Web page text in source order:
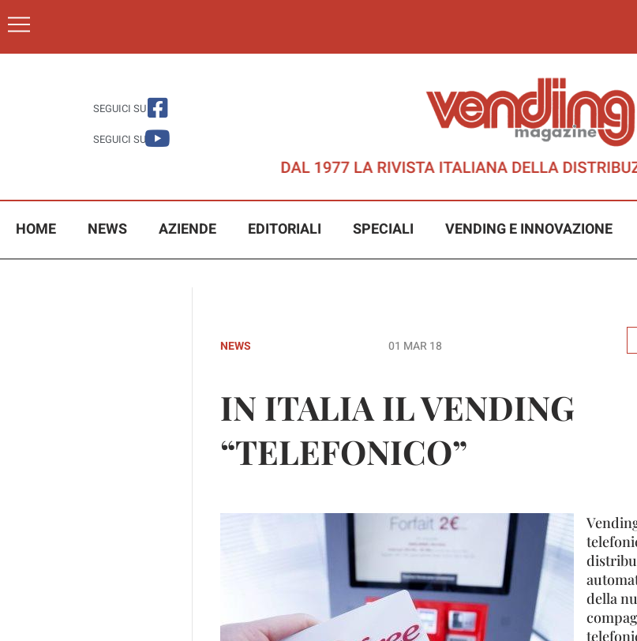
SEGUICI SU
SEGUICI SU
HOME NEWS AZIENDE EDITORIALI SPECIALI VENDING E INNOVAZIONE
NEWS 01 MAR 18
IN ITALIA IL VENDING
“TELEFONICO”
della